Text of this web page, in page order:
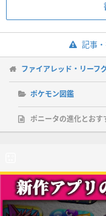
記事
ファイアレッド・リーフ
ポケモン図鑑
ポニータの進化とおす